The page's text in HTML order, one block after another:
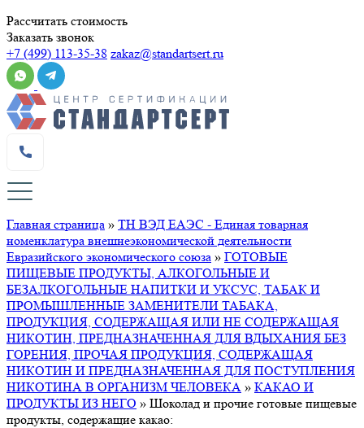
Рассчитать стоимость
Заказать звонок
+7 (499) 113-35-38 zakaz@standartsert.ru
Главная страница » ТН ВЭД ЕАЭС - Единая товарная
номенклатура внешнеэкономической деятельности
Евразийского экономического союза » ГОТОВЫЕ
ПИЩЕВЫЕ ПРОДУКТЫ, АЛКОГОЛЬНЫЕ И
БЕЗАЛКОГОЛЬНЫЕ НАПИТКИ И УКСУС, ТАБАК И
ПРОМЫШЛЕННЫЕ ЗАМЕНИТЕЛИ ТАБАКА,
ПРОДУКЦИЯ, СОДЕРЖАЩАЯ ИЛИ НЕ СОДЕРЖАЩАЯ
НИКОТИН, ПРЕДНАЗНАЧЕННАЯ ДЛЯ ВДЫХАНИЯ БЕЗ
ГОРЕНИЯ, ПРОЧАЯ ПРОДУКЦИЯ, СОДЕРЖАЩАЯ
НИКОТИН И ПРЕДНАЗНАЧЕННАЯ ДЛЯ ПОСТУПЛЕНИЯ
НИКОТИНА В ОРГАНИЗМ ЧЕЛОВЕКА » КАКАО И
ПРОДУКТЫ ИЗ НЕГО » Шоколад и прочие готовые пищевые
продукты, содержащие какао: